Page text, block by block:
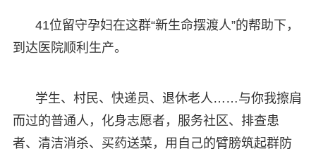
41位留守孕妇在这群“新生命摆渡人”的帮助下，
到达医院顺利生产。
学生、村民、快递员、退休老人……与你我擦肩
而过的普通人，化身志愿者，服务社区、排查患
者、清洁消杀、买药送菜，用自己的臂膀筑起群防